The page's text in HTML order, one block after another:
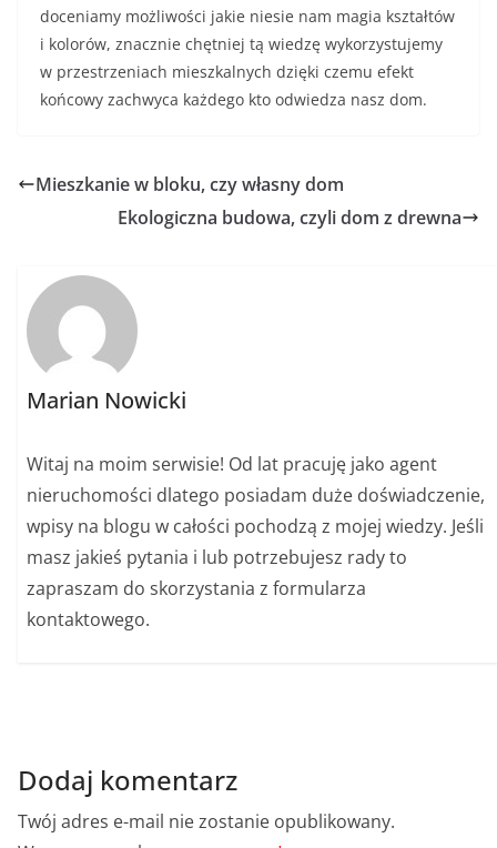
doceniamy możliwości jakie niesie nam magia kształtów
i kolorów, znacznie chętniej tą wiedzę wykorzystujemy
w przestrzeniach mieszkalnych dzięki czemu efekt
końcowy zachwyca każdego kto odwiedza nasz dom.
Mieszkanie w bloku, czy własny dom
Ekologiczna budowa, czyli dom z drewna
Marian Nowicki
Witaj na moim serwisie! Od lat pracuję jako agent
nieruchomości dlatego posiadam duże doświadczenie,
wpisy na blogu w całości pochodzą z mojej wiedzy. Jeśli
masz jakieś pytania i lub potrzebujesz rady to
zapraszam do skorzystania z formularza
kontaktowego.
Dodaj komentarz
Twój adres e-mail nie zostanie opublikowany.